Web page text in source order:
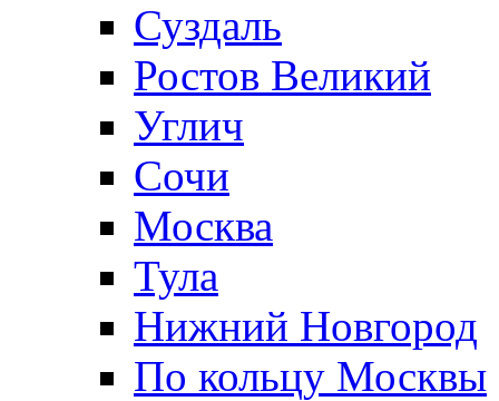
Суздаль
Ростов Великий
Углич
Сочи
Москва
Тула
Нижний Новгород
По кольцу Москвы